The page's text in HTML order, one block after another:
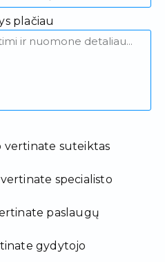
plačiau
vertinate suteiktas
specialisto
paslaugų
gydytojo